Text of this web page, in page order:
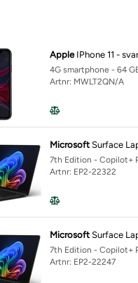
Apple IPhone 11 -
4G smartphone - 64
Artnr: MWLT2QN/A
Microsoft Surface
7th Edition - Copilot+
Artnr: EP2-22322
Microsoft Surface
7th Edition - Copilot+
Artnr: EP2-22247